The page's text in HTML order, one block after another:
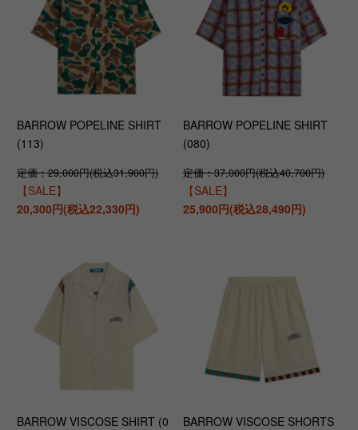
BARROW POPELINE SHIRT
(113)
定価：29,000円(税込31,900円)
【SALE】
20,300円(税込22,330円)
BARROW POPELINE SHIRT
(080)
定価：37,000円(税込40,700円)
【SALE】
25,900円(税込28,490円)
BARROW VISCOSE SHIRT (0
BARROW VISCOSE SHORTS